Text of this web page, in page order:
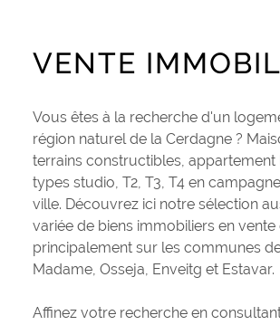
VENTE
Vous êtes à la recherche d'un
région naturel de la Cerdagne ?
terrains constructibles, appartement
types studio, T2, T3, T4 en
ville. Découvrez ici notre sélection
variée de biens immobiliers en vente
principalement sur les communes
Madame, Osseja, Enveitg et Estavar.
Affinez votre recherche en
PIÈCES
CRITÈRES
Piscine
Terrasse